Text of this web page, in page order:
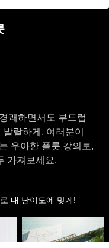
쾌하면서도 부드럽
랄하게, 여러분이
우아한 플룻 강의로,
가져보세요.
내 난이도에 맞게!